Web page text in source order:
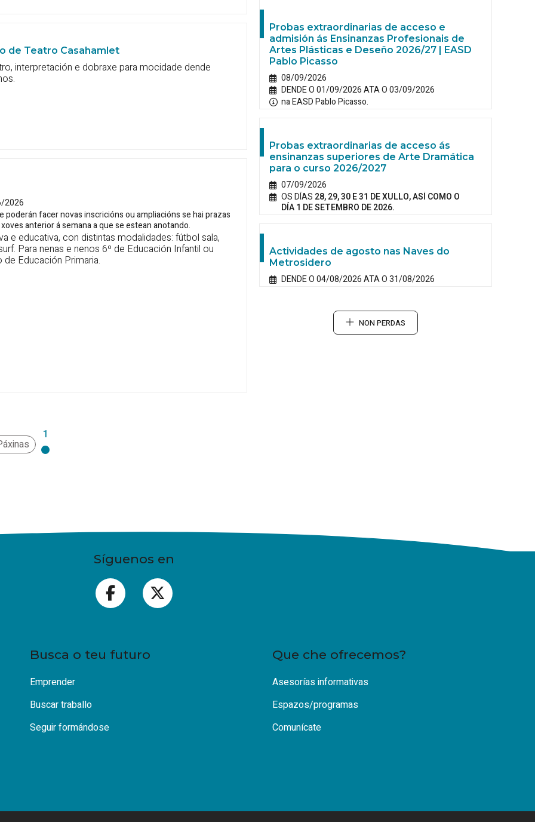
de Teatro Casahamlet
interpretación e dobraxe para mocidade dende
2026
poderán facer novas inscricións ou ampliacións se hai prazas
anterior á semana a que se estean anotando.
e educativa, con distintas modalidades: fútbol sala,
Para nenas e nenos 6º de Educación Infantil ou
de Educación Primaria.
1
Probas extraordinarias de acceso e
admisión ás Ensinanzas Profesionais de
Artes Plásticas e Deseño 2026/27 | EASD
Pablo Picasso
08/09/2026
DENDE O 01/09/2026 ATA O 03/09/2026
na EASD Pablo Picasso.
Probas extraordinarias de acceso ás
ensinanzas superiores de Arte Dramática
para o curso 2026/2027
07/09/2026
OS DÍAS 28, 29, 30 E 31 DE XULLO, ASÍ COMO O
DÍA 1 DE SETEMBRO DE 2026.
Actividades de agosto nas Naves do
Metrosidero
DENDE O 04/08/2026 ATA O 31/08/2026
NON PERDAS
Síguenos en
Busca o teu futuro
Emprender
Buscar traballo
Seguir formándose
Que che ofrecemos?
Asesorías informativas
Espazos/programas
Comunícate